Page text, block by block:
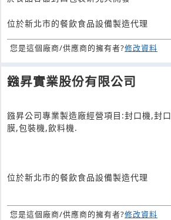
位於新北市的餐飲食品設備製造代理
您是這個廠商/供應商的擁有者?修改資料
鏹昇實業股份有限公司
鏹昇公司專業製造廠經營項目:封口機,封口
膜,包裝機,飲料機.
位於新北市的餐飲食品設備製造代理
您是這個廠商/供應商的擁有者?修改資料